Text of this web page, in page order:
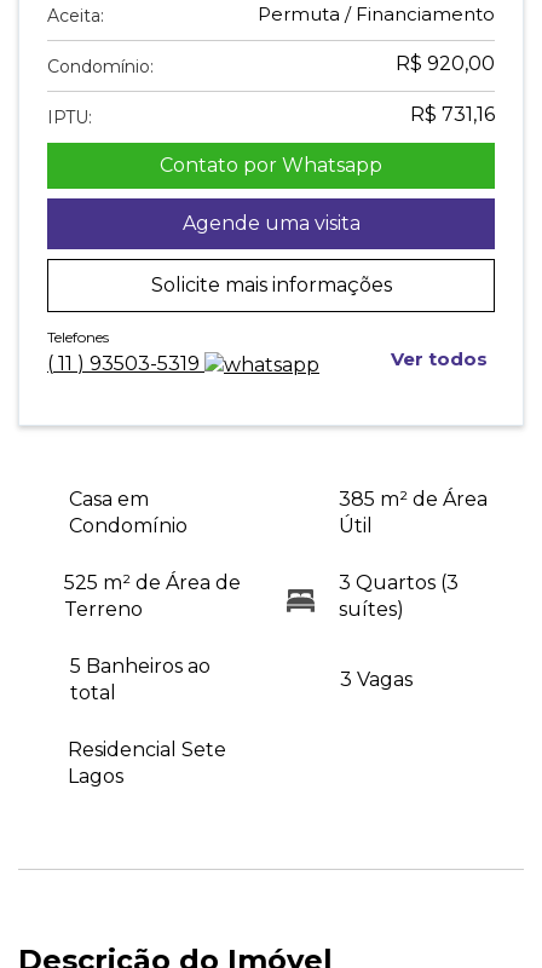
Aceita: Permuta / Financiamento
Condomínio: R$ 920,00
IPTU: R$ 731,16
Contato por Whatsapp
Agende uma visita
Solicite mais informações
Telefones
( 11 ) 93503-5319 Ver todos
Casa em
Condomínio
385 m² de Área
Útil
525 m² de Área de
Terreno
3 Quartos (3
suítes)
5 Banheiros ao
total
3 Vagas
Residencial Sete
Lagos
Descrição do Imóvel